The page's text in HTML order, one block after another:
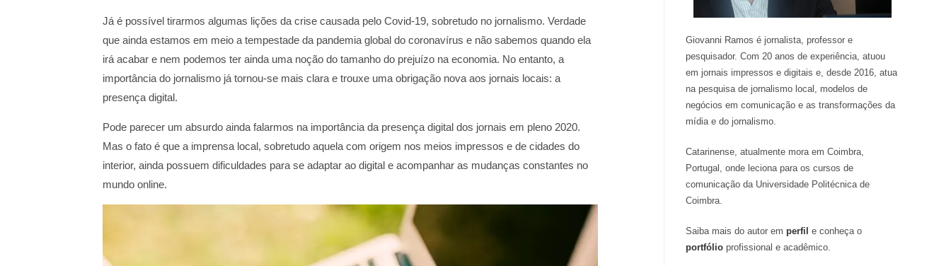
Já é possível tirarmos algumas lições da crise causada pelo Covid-19, sobretudo no jornalismo. Verdade
que ainda estamos em meio a tempestade da pandemia global do coronavírus e não sabemos quando ela
irá acabar e nem podemos ter ainda uma noção do tamanho do prejuízo na economia. No entanto, a
importância do jornalismo já tornou-se mais clara e trouxe uma obrigação nova aos jornais locais: a
presença digital.
Pode parecer um absurdo ainda falarmos na importância da presença digital dos jornais em pleno 2020.
Mas o fato é que a imprensa local, sobretudo aquela com origem nos meios impressos e de cidades do
interior, ainda possuem dificuldades para se adaptar ao digital e acompanhar as mudanças constantes no
mundo online.
Giovanni Ramos é jornalista, professor e
pesquisador. Com 20 anos de experiência, atuou
em jornais impressos e digitais e, desde 2016, atua
na pesquisa de jornalismo local, modelos de
negócios em comunicação e as transformações da
mídia e do jornalismo.
Catarinense, atualmente mora em Coimbra,
Portugal, onde leciona para os cursos de
comunicação da Universidade Politécnica de
Coimbra.
Saiba mais do autor em perfil e conheça o
portfólioprofissional e acadêmico.